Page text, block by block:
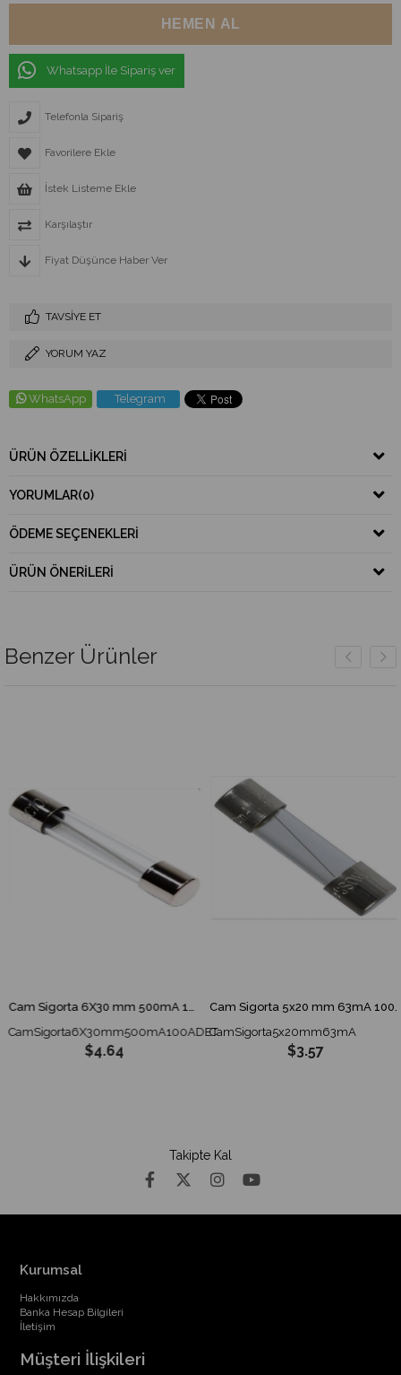
Whatsapp İle Sipariş ver
Telefonla Sipariş
Favorilere Ekle
İstek Listeme Ekle
Karşılaştır
Fiyat Düşünce Haber Ver
TAVSIYE ET
YORUM YAZ
WhatsApp Telegram
ÜRÜN ÖZELLIKLERI
YORUMLAR(0)
ÖDEME SEÇENEKLERI
ÜRÜN ÖNERILERI
Benzer Ürünler
Cam Sigorta 6X30 mm 500mA 100 ADET
CamSigorta6X30mm500mA100ADET
$4.64
Cam Sigorta 5x20 mm 63mA 100 ADET
CamSigorta5x20mm63mA
$3.57
Takipte Kal
Kurumsal
Hakkımızda
Banka Hesap Bilgileri
İletişim
Müşteri İlişkileri